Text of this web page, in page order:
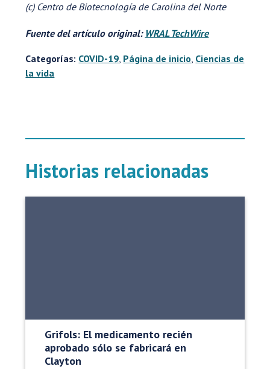
(c) Centro de Biotecnología de Carolina del Norte
Fuente del artículo original: WRAL TechWire
Categorías: COVID-19, Página de inicio, Ciencias de
la vida
Historias relacionadas
Grifols: El medicamento recién
aprobado sólo se fabricará en
Clayton